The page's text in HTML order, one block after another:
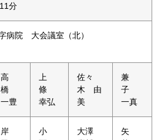
分
病院 大会議室（北）
高
橋
一豊
上
條
幸弘
佐々
木 由
美
兼
子
一真
岸
小
大澤
矢